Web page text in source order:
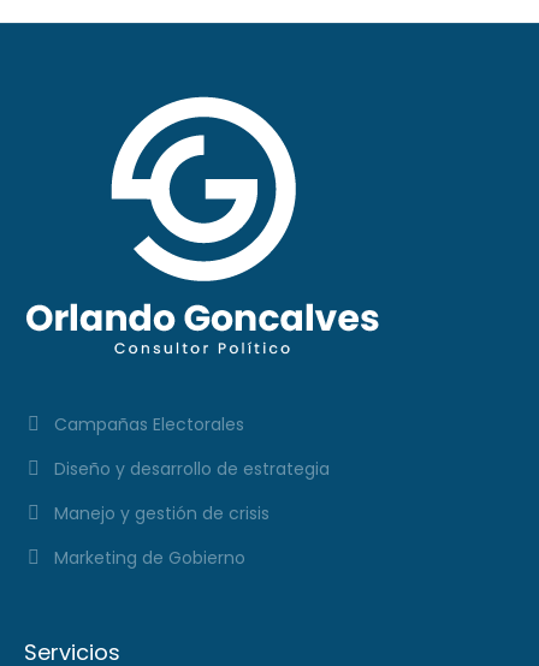
Campañas Electorales
Diseño y desarrollo de estrategia
Manejo y gestión de crisis
Marketing de Gobierno
Servicios